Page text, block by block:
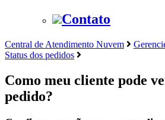
Contato
Central de Atendimento Nuvem
Status dos pedidos
Como meu cliente pode
pedido?